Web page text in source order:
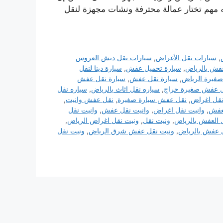
تختار عمالة محترفة ونشات مجهزة لنقل
, سيارات نقل الأغراض, سيارات نقل دبش العروس
بالرياض, سيارة تحميل عفش, سيارة دينا لنقل
الرياض, سيارة نقل عفش, سيارة نقل عفش
عفش صغيرة حراج, سياره نقل اثاث بالرياض, سياره نقل
نقل اغراض, نقل عفش سيارة صغيرة, نقل عفش وانيت,
, وانيت نقل اغراض, وانيت نقل عفش, وانيت نقل
العفش بالرياض, ونيت نقل, ونيت نقل اغراض الرياض,
عفش بالرياض, ونيت نقل عفش شرق الرياض, ونيت نقل